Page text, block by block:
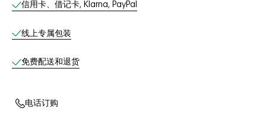
信用卡、借记卡, Klarna, PayPal
线上专属包装
免费配送和退货
电话订购